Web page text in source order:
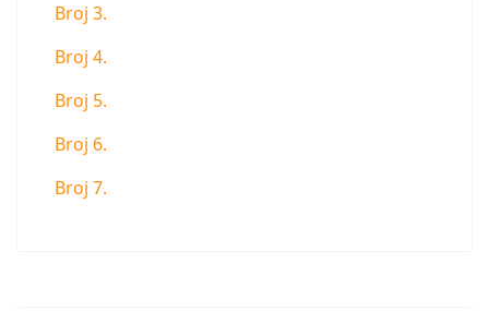
Broj 3.
Broj 4.
Broj 5.
Broj 6.
Broj 7.